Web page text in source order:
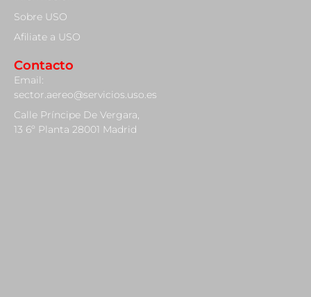
Sobre USO
Afiliate a USO
Contacto
Email:
sector.aereo@servicios.uso.es
Calle Príncipe De Vergara,
13 6º Planta 28001 Madrid